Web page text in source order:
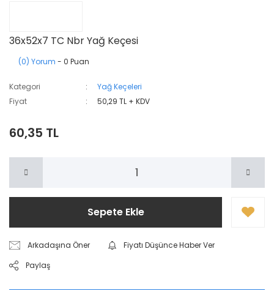
36x52x7 TC Nbr Yağ Keçesi
(0) Yorum - 0 Puan
Kategori
Yağ Keçeleri
Fiyat
50,29 TL + KDV
60,35 TL
Sepete Ekle
Arkadaşına Öner
Fiyatı Düşünce Haber Ver
Paylaş